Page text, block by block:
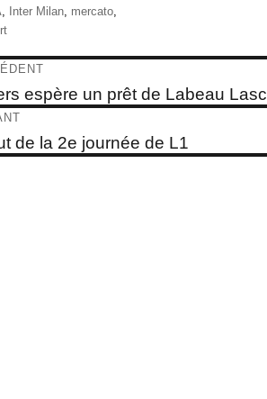
, Inter Milan, mercato,
:
espère un prêt de Labeau
:
de la 2e journée de L1